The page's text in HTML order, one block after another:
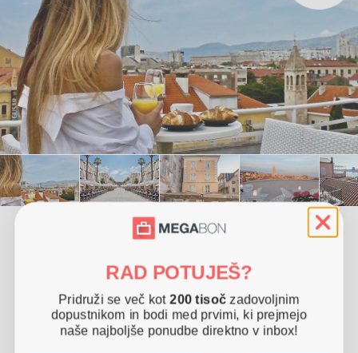
Zajtrk (v obliki lunch paketa)
10% popusta na storitve v izbranih restavracijah v Splitu
10% popusta na masaže in lepotne tretmaje
Upgrade v Deluxe sobo (glede na razpoložljivost)
RAD POTUJEŠ?
Pridruži se več kot200 tisočzadovoljnim
dopustnikom in bodi med prvimi, ki prejmejo
naše najboljše ponudbe direktno v inbox!